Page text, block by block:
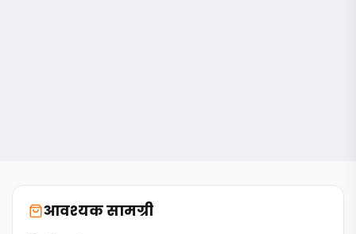
आवश्यक सामग्री